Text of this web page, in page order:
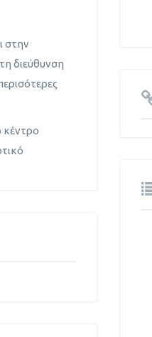
στην
διεύθυνση
κέντρο